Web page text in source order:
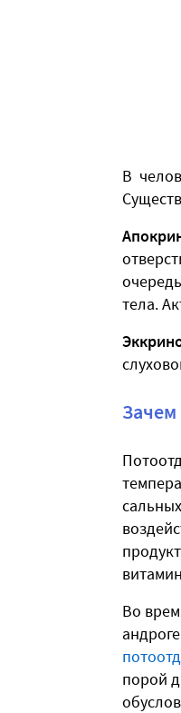
В
тела.
Зачем
Во
порой